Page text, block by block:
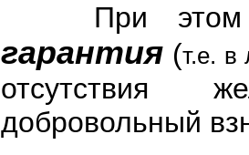
При этом
гарантия (т.е. в
отсутствия
добровольный